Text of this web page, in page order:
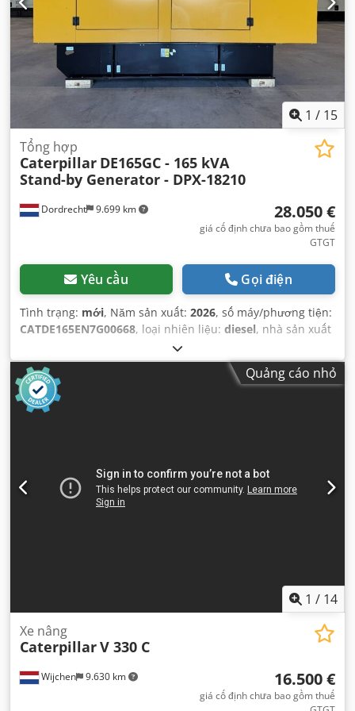
1 / 15
Dordrecht 9.699 km
Tổng hợp
Caterpillar DE165GC - 165 kVA
Stand-by Generator - DPX-18210
28.050 €
giá cố định chưa bao gồm thuế
GTGT
Yêu cầu Gọi điện
Tình trạng: mới, Năm sản xuất: 2026, số máy/phương tiện:
CATDE165EN7G00668, loại nhiên liệu: diesel, nhà sản xuất
Quảng cáo nhỏ
1 / 14
Wijchen 9.630 km
Xe nâng
CaterpillarV 330 C
16.500 €
giá cố định chưa bao gồm thuế